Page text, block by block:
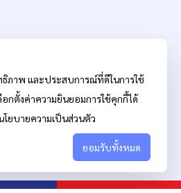
งพยาบาลจุฬารัตน์ จำกัด (มหาชน)
ธิภาพ และประสบการณ์ที่ดีในการใช้
อกตั้งค่าความยินยอมการใช้คุกกี้ได้
โยบายความเป็นส่วนตัว
ยอมรับทั้งหมด